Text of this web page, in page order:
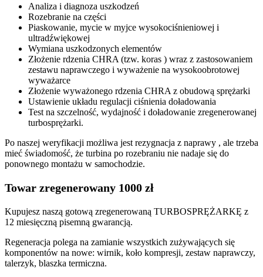
Analiza i diagnoza uszkodzeń
Rozebranie na części
Piaskowanie, mycie w myjce wysokociśnieniowej i
ultradźwiękowej
Wymiana uszkodzonych elementów
Złożenie rdzenia CHRA (tzw. koras ) wraz z zastosowaniem
zestawu naprawczego i wyważenie na wysokoobrotowej
wyważarce
Złożenie wyważonego rdzenia CHRA z obudową sprężarki
Ustawienie układu regulacji ciśnienia doładowania
Test na szczelność, wydajność i doładowanie zregenerowanej
turbosprężarki.
Po naszej weryfikacji możliwa jest rezygnacja z naprawy , ale trzeba
mieć świadomość, że turbina po rozebraniu nie nadaje się do
ponownego montażu w samochodzie.
Towar zregenerowany 1000 zł
Kupujesz naszą gotową zregenerowaną TURBOSPRĘŻARKĘ z
12 miesięczną pisemną gwarancją.
Regeneracja polega na zamianie wszystkich zużywających się
komponentów na nowe: wirnik, koło kompresji, zestaw naprawczy,
talerzyk, blaszka termiczna.